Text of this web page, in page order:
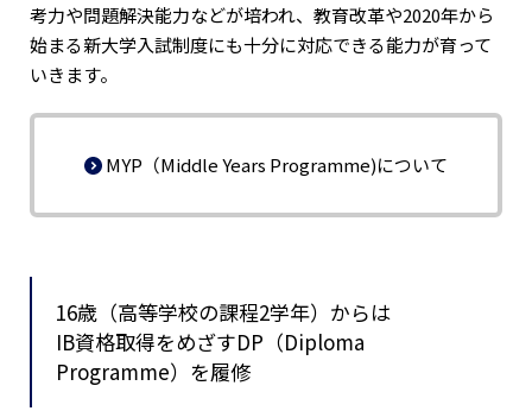
考力や問題解決能力などが培われ、教育改革や2020年から
始まる新大学入試制度にも十分に対応できる能力が育って
いきます。
MYP（Middle Years Programme)について
16歳（高等学校の課程2学年）からは
IB資格取得をめざすDP（Diploma
Programme）を履修